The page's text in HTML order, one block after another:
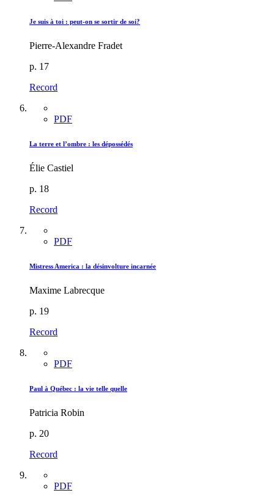
Je suis à toi : peut-on se sortir de soi?
Pierre-Alexandre Fradet
p. 17
Record
PDF
La terre et l’ombre : les dépossédés
Élie Castiel
p. 18
Record
PDF
Mistress America : la désinvolture incarnée
Maxime Labrecque
p. 19
Record
PDF
Paul à Québec : la vie telle quelle
Patricia Robin
p. 20
Record
PDF